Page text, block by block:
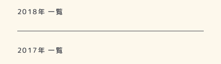
2018年 一覧
2017年 一覧